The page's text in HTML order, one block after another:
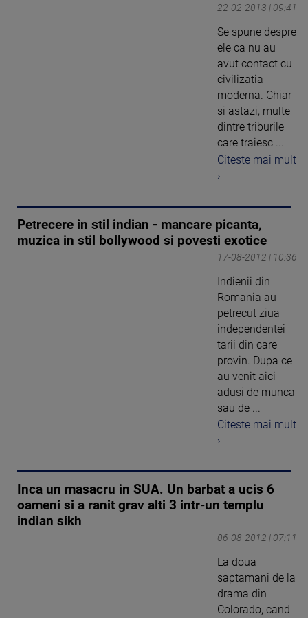
22-02-2013 | 09:41
Se spune despre
ele ca nu au
avut contact cu
civilizatia
moderna. Chiar
si astazi, multe
dintre triburile
care traiesc ...
Citeste mai mult
›
Petrecere in stil indian - mancare picanta,
muzica in stil bollywood si povesti exotice
17-08-2012 | 10:36
Indienii din
Romania au
petrecut ziua
independentei
tarii din care
provin. Dupa ce
au venit aici
adusi de munca
sau de ...
Citeste mai mult
›
Inca un masacru in SUA. Un barbat a ucis 6
oameni si a ranit grav alti 3 intr-un templu
indian sikh
06-08-2012 | 07:11
La doua
saptamani de la
drama din
Colorado, cand